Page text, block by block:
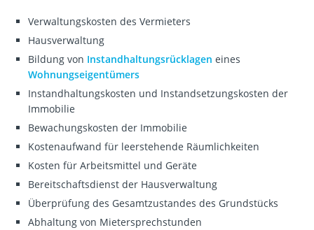
Verwaltungskosten des Vermieters
Hausverwaltung
Bildung von Instandhaltungsrücklagen eines
Wohnungseigentümers
Instandhaltungskosten und Instandsetzungskosten der
Immobilie
Bewachungskosten der Immobilie
Kostenaufwand für leerstehende Räumlichkeiten
Kosten für Arbeitsmittel und Geräte
Bereitschaftsdienst der Hausverwaltung
Überprüfung des Gesamtzustandes des Grundstücks
Abhaltung von Mietersprechstunden